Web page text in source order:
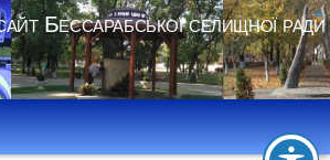
Бессарабської селищної ради